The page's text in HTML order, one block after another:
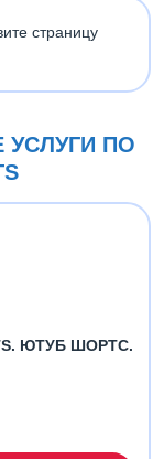
страницу
ПО
ЮТУБ ШОРТС.